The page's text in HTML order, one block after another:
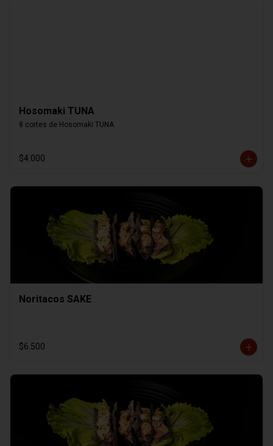
Hosomaki TUNA
8 cortes de Hosomaki TUNA
$4.000
Noritacos SAKE
$6.500